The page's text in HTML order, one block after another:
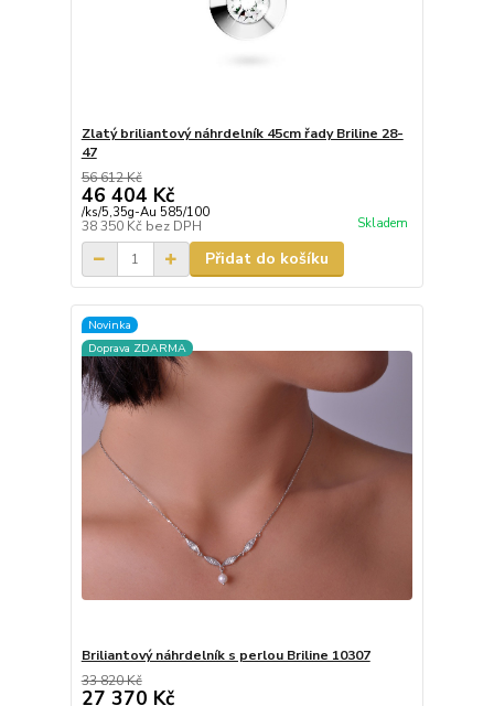
Zlatý briliantový náhrdelník 45cm řady Briline 28-
47
56 612 Kč
46 404 Kč
/ks/5,35g-Au 585/100
38 350 Kč bez DPH Skladem
Přidat do košíku
Novinka
Doprava ZDARMA
Briliantový náhrdelník s perlou Briline 10307
33 820 Kč
27 370 Kč